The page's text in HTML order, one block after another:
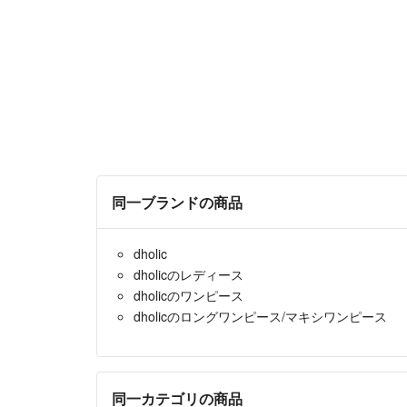
同一ブランドの商品
dholic
dholicのレディース
dholicのワンピース
dholicのロングワンピース/マキシワンピース
同一カテゴリの商品